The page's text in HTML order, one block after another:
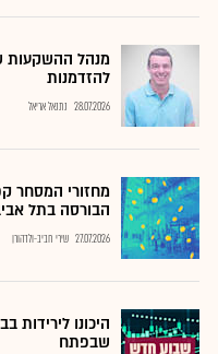
מנהל ההשקעות
להזדמנות
28.07.2026 נתנאל אריאל
מחזורי המסחר
הבורסה בתל
27.07.2026 שירי חביב-ולדהורן
היכונו
שבפתח